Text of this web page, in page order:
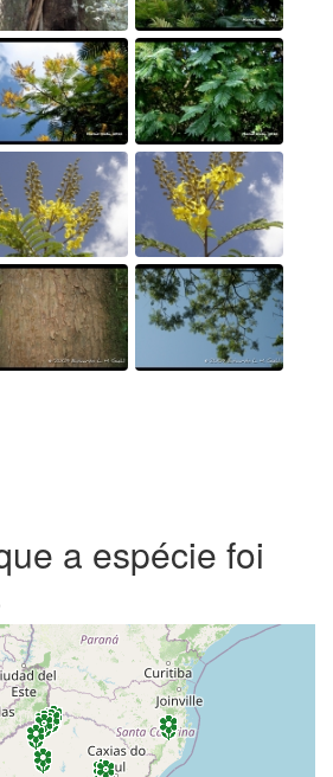
a espécie foi